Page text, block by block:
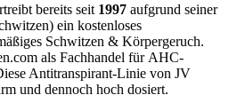
bereits seit 1997 aufgrund seiner
ein kostenloses
Schwitzen & Körpergeruch.
als Fachhandel für AHC-
Antitranspirant-Linie von JV
und dennoch hoch dosiert.